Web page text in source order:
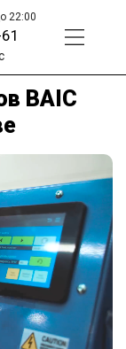
22:00
BAIC